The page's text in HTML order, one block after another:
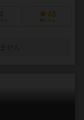
4
り
43
持ってる